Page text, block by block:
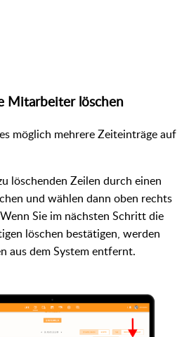
Mitarbeiter löschen
möglich mehrere Zeiteinträge auf
löschenden Zeilen durch einen
und wählen dann oben rechts
Sie im nächsten Schritt die
löschen bestätigen, werden
aus dem System entfernt.